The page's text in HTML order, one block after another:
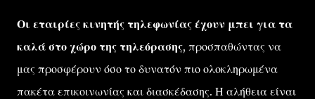
Οι εταιρίες κινητής τηλεφωνίας έχουν μπει για τα
καλά στο χώρο της τηλεόρασης, προσπαθώντας να
μας προσφέρουν όσο το δυνατόν πιο ολοκληρωμένα
πακέτα επικοινωνίας και διασκέδασης. Η αλήθεια είναι